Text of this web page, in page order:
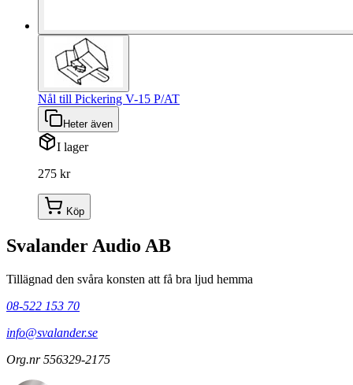
Nål till Pickering V-15 P/AT
Heter även
I lager
275 kr
Köp
Svalander Audio AB
Tillägnad den svåra konsten att få bra ljud hemma
08-522 153 70
info@svalander.se
Org.nr 556329-2175